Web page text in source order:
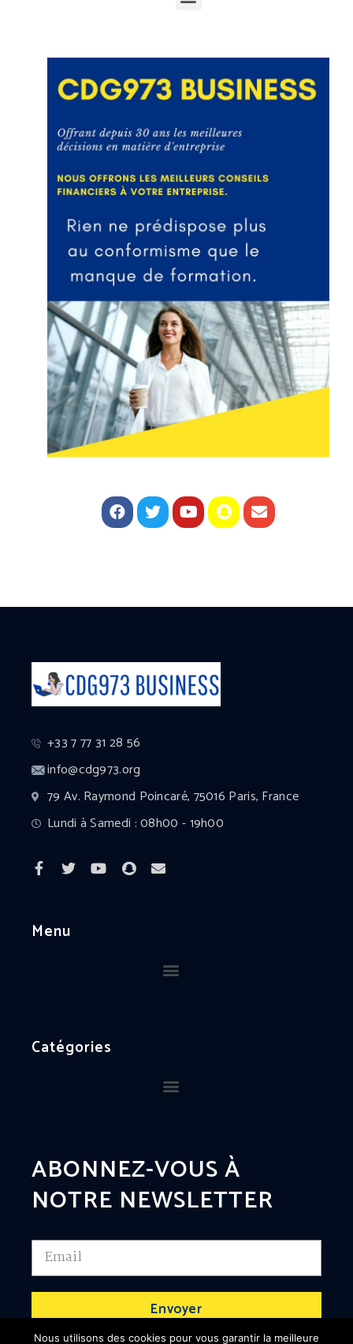
+33 7 77 31 28 56
info@cdg973.org
79 Av. Raymond Poincaré, 75016 Paris, France
Lundi à Samedi : 08h00 - 19h00
Menu
Catégories
ABONNEZ-VOUS À
NOTRE NEWSLETTER
Envoyer
Nous utilisons des cookies pour vous garantir la meilleure